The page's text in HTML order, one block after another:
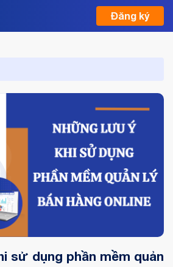
Đăng ký
sử dụng phần mềm quản